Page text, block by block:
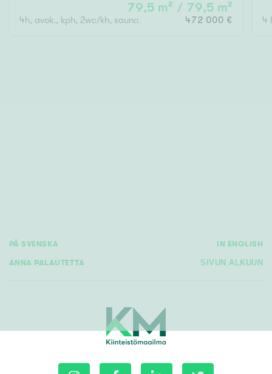
79,5 m² / 79,5 m²
4h, avok., kph, 2wc/kh, sauna, las. parveke472 000 € 4
PÅ SVENSKA IN ENGLISH
ANNA PALAUTETTA SIVUN ALKUUN